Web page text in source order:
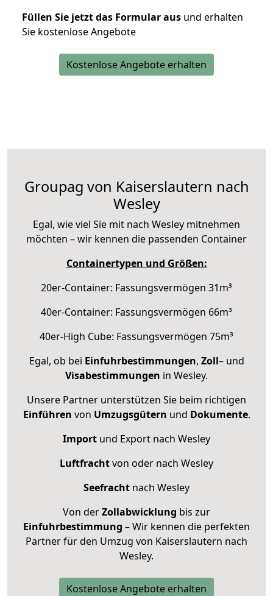
Füllen Sie jetzt das Formular aus und erhalten
Sie kostenlose Angebote
Kostenlose Angebote erhalten
Groupag von Kaiserslautern nach
Wesley
Egal, wie viel Sie mit nach Wesley mitnehmen
möchten – wir kennen die passenden Container
Containertypen und Größen:
20er-Container: Fassungsvermögen 31m³
40er-Container: Fassungsvermögen 66m³
40er-High Cube: Fassungsvermögen 75m³
Egal, ob bei Einfuhrbestimmungen, Zoll– und
Visabestimmungen in Wesley.
Unsere Partner unterstützen Sie beim richtigen
Einführen von Umzugsgütern und Dokumente.
Import und Export nach Wesley
Luftfrachtvon oder nach Wesley
Seefracht nach Wesley
Von derZollabwicklung bis zur
Einfuhrbestimmung – Wir kennen die perfekten
Partner für den Umzug von Kaiserslautern nach
Wesley.
Kostenlose Angebote erhalten